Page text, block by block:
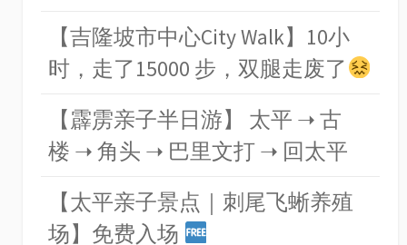
【吉隆坡市中心City Walk】10小
时，走了15000 步，双腿走废了
【霹雳亲子半日游】 太平 ➝ 古
楼 ➝ 角头 ➝ 巴里文打 ➝ 回太平
【太平亲子景点｜刺尾飞蜥养殖
场】免费入场